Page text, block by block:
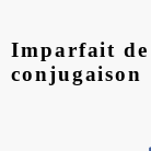
Imparfait
conjugaison